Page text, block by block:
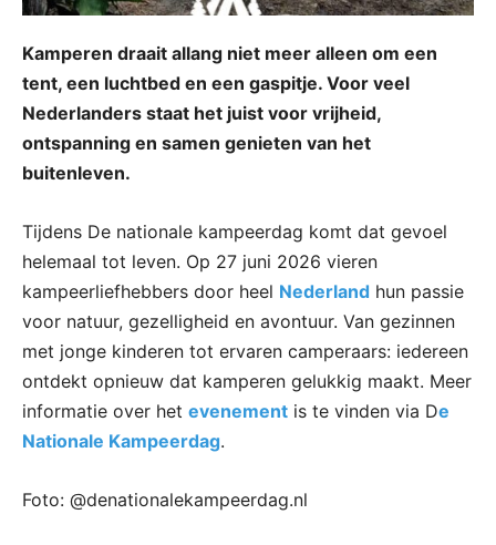
Kamperen draait allang niet meer alleen om een
tent, een luchtbed en een gaspitje. Voor veel
Nederlanders staat het juist voor vrijheid,
ontspanning en samen genieten van het
buitenleven.
Tijdens De nationale kampeerdag komt dat gevoel
helemaal tot leven. Op 27 juni 2026 vieren
kampeerliefhebbers door heel Nederland hun passie
voor natuur, gezelligheid en avontuur. Van gezinnen
met jonge kinderen tot ervaren camperaars: iedereen
ontdekt opnieuw dat kamperen gelukkig maakt. Meer
informatie over het evenement is te vinden via De
Nationale Kampeerdag.
Foto: @denationalekampeerdag.nl